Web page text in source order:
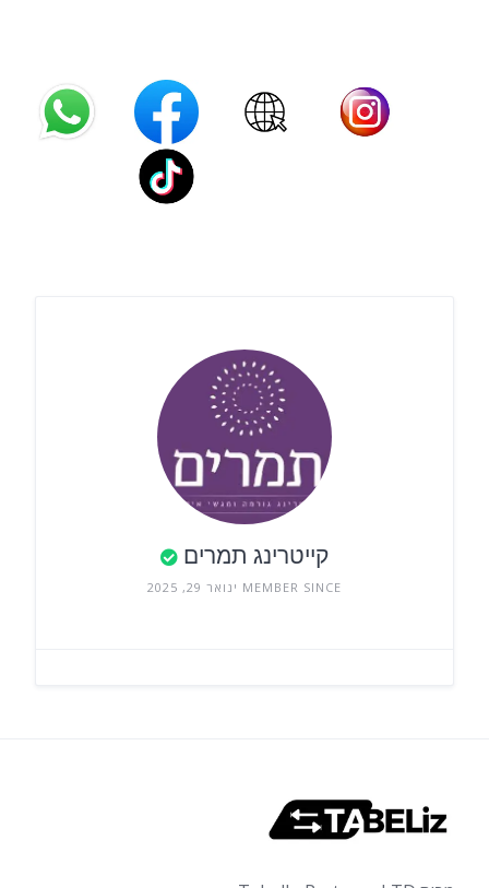
קייטרינג תמרים
MEMBER SINCE ינואר 29, 2025